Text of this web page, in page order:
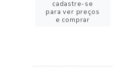
cadastre-se
para ver preços
e comprar